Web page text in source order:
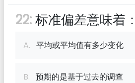
22:标准偏差意味着：
A. 平均或平均值有多少变化
B. 预期的是基于过去的调查